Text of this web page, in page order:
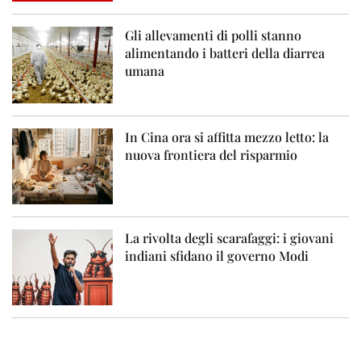
Gli allevamenti di polli stanno
alimentando i batteri della diarrea
umana
In Cina ora si affitta mezzo letto: la
nuova frontiera del risparmio
La rivolta degli scarafaggi: i giovani
indiani sfidano il governo Modi